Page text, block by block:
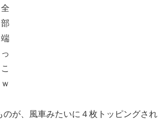
全
部
端
っ
こ
ｗ
が、風車みたいに４枚トッピングされ